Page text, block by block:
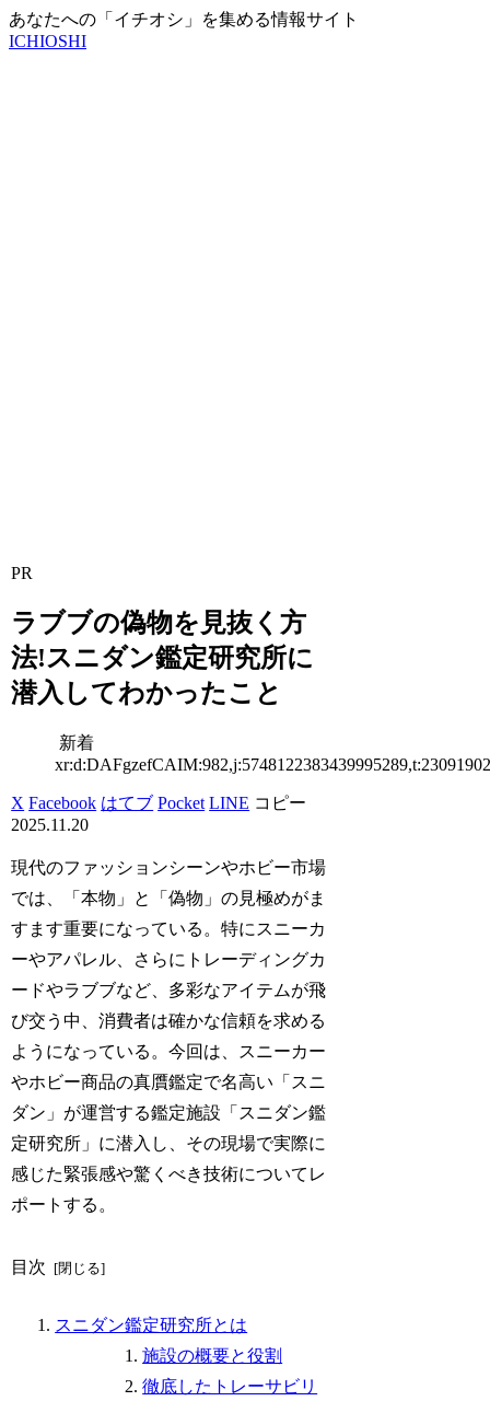
あなたへの「イチオシ」を集める情報サイト
ICHIOSHI
PR
ラブブの偽物を見抜く方
法!スニダン鑑定研究所に
潜入してわかったこと
新着
X Facebook はてブ Pocket LINE コピー
2025.11.20
現代のファッションシーンやホビー市場
では、「本物」と「偽物」の見極めがま
すます重要になっている。特にスニーカ
ーやアパレル、さらにトレーディングカ
ードやラブブなど、多彩なアイテムが飛
び交う中、消費者は確かな信頼を求める
ようになっている。今回は、スニーカー
やホビー商品の真贋鑑定で名高い「スニ
ダン」が運営する鑑定施設「スニダン鑑
定研究所」に潜入し、その現場で実際に
感じた緊張感や驚くべき技術についてレ
ポートする。
目次
スニダン鑑定研究所とは
施設の概要と役割
徹底したトレーサビリ